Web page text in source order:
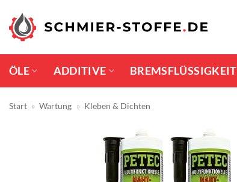
Inhalt
springen
ÖLE ADDITIVE BREMSFLÜSSIGKEIT
Start » Wartung » Kleben & Dichten